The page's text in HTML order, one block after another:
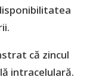
că zincul
intracelulară.